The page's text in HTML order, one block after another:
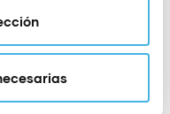
rinde
dos de sus